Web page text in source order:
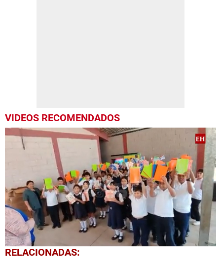
VIDEOS RECOMENDADOS
0
seconds
RELACIONADAS: